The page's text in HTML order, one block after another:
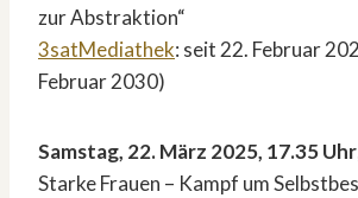
zur Abstraktion“
3satMediathek: seit 22. Februar
Februar 2030)
Samstag, 22. März 2025, 17.35 Uhr
Starke Frauen – Kampf um